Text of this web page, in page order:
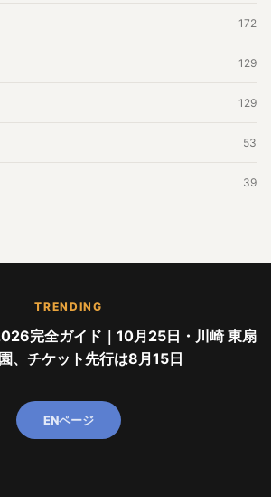
172
129
129
53
39
TRENDING
完全ガイド｜10月25日・川崎 東扇
、チケット先行は8月15日
ENページ